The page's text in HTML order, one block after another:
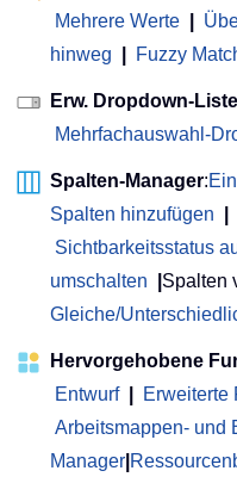
Mehrere Werte
hinweg
Fuzzy
Erw. Dropdown-Liste
Mehrfachauswahl-
Spalten-Manager:
Spalten hinzufügen
Sichtbarkeitsstatus
umschalten
Spalten
Gleiche/
Hervorgehobene
Entwurf
Erweiterte
Arbeitsmappen- und
Manager